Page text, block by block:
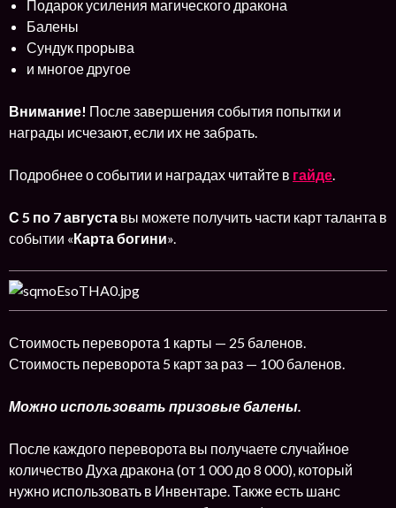
Подарок усиления магического дракона
Балены
Сундук прорыва
и многое другое
Внимание! После завершения события попытки и
награды исчезают, если их не забрать.
Подробнее о событии и наградах читайте в гайде
С 5 по 7 августа вы можете получить части карт таланта в
событии «Карта богини».
Стоимость переворота 1 карты — 25 баленов.
Стоимость переворота 5 карт за раз — 100 баленов.
Можно использовать призовые балены.
После каждого переворота вы получаете случайное
количество Духа дракона (от 1 000 до 8 000), который
нужно использовать в Инвентаре. Также есть шанс